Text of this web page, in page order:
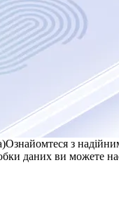
Ознайомтеся з
даних ви можете